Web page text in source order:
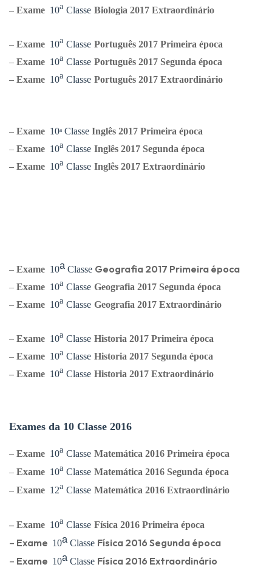
– Exame 10ᵃ Classe Biologia 2017 Extraordinário
– Exame 10ᵃ Classe Português 2017 Primeira época
– Exame 10ᵃ Classe Português 2017 Segunda época
– Exame 10ᵃ Classe Português 2017 Extraordinário
– Exame 10ᵃ Classe Inglês 2017 Primeira época
– Exame 10ᵃ Classe Inglês 2017 Segunda época
– Exame 10ᵃ Classe Inglês 2017 Extraordinário
– Exame 10ᵃ Classe Geografia 2017 Primeira época
– Exame 10ᵃ Classe Geografia 2017 Segunda época
– Exame 10ᵃ Classe Geografia 2017 Extraordinário
– Exame 10ᵃ Classe Historia 2017 Primeira época
– Exame 10ᵃ Classe Historia 2017 Segunda época
– Exame 10ᵃ Classe Historia 2017 Extraordinário
Exames da 10 Classe 2016
– Exame 10ᵃ Classe Matemática 2016 Primeira época
– Exame 10ᵃ Classe Matemática 2016 Segunda época
– Exame 12ᵃ Classe Matemática 2016 Extraordinário
– Exame 10ᵃ Classe Física 2016 Primeira época
– Exame 10ᵃ Classe Física 2016 Segunda época
– Exame 10ᵃ Classe Física 2016 Extraordinário